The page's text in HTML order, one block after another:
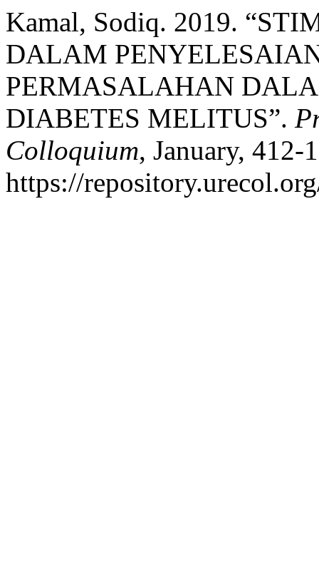
Kamal, Sodiq. 2019.
DALAM
PERMASALAHAN
DIABETES MELITUS”.
Colloquium, January, 412-
https://